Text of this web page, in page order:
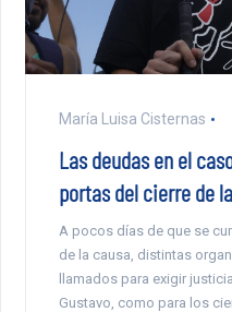
María Luisa Cisternas
Las deudas en el
portas del cierre de
A pocos días de que se
de la causa, distintas
llamados para exigir
Gustavo, como para los